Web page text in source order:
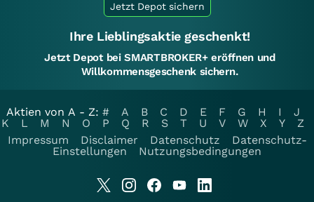
Jetzt Depot sichern
Ihre Lieblingsaktie geschenkt!
Jetzt Depot bei SMARTBROKER+ eröffnen und
Willkommensgeschenk sichern.
Aktien von A - Z: # A B C D E F G H I
J
K
L M N O P Q R S T U V W X Y
Z
Impressum
Disclaimer Datenschutz
Datenschutz-
Einstellungen
Nutzungsbedingungen